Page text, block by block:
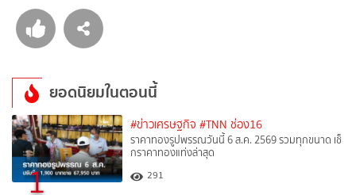
ยอดนิยมในตอนนี้
1
#ข่าวเศรษฐกิจ #TNN ช่อง16
ราคาทองรูปพรรณวันนี้ 6 ส.ค. 2569 รวมทุกขนาด เช็
กราคาทองแท่งล่าสุด
291